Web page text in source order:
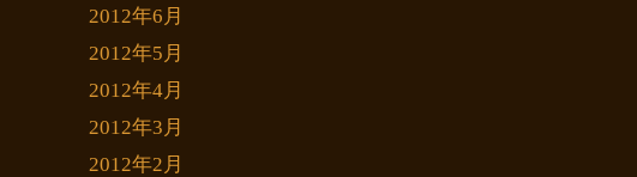
2012年6月
2012年5月
2012年4月
2012年3月
2012年2月